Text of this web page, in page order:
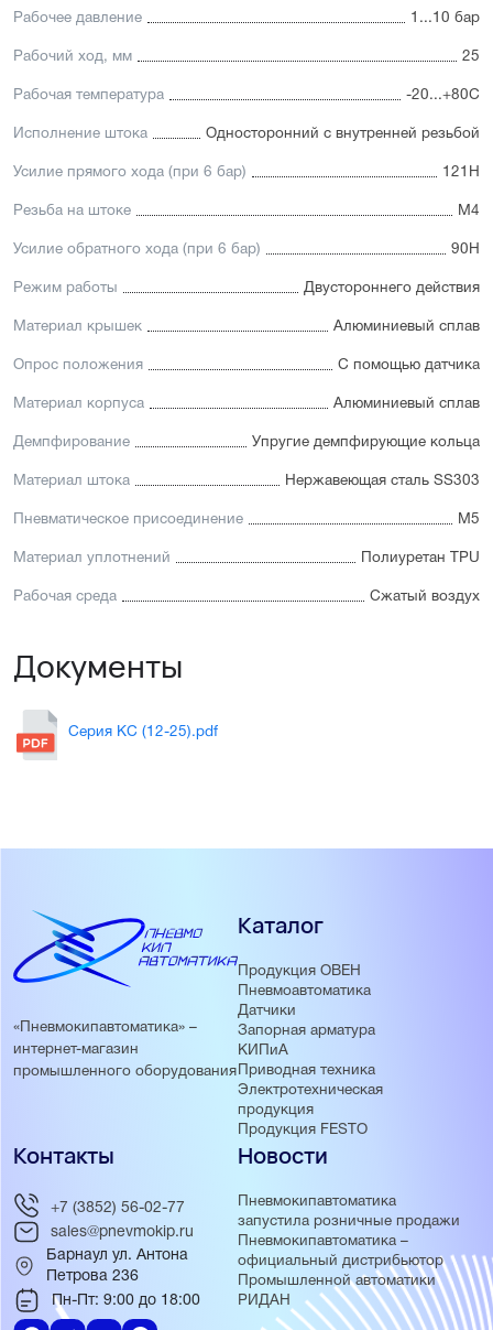
промышленности
Низкий уровень шума работы
Рабочее давление 1...10 бар
Рабочий ход, мм 25
Рабочая температура -20...+80С
Исполнение штока Односторонний с внутренней резьбой
Усилие прямого хода (при 6 бар) 121Н
Резьба на штоке М4
Усилие обратного хода (при 6 бар) 90Н
Режим работы Двустороннего действия
Материал крышек Алюминиевый сплав
Опрос положения С помощью датчика
Материал корпуса Алюминиевый сплав
Демпфирование Упругие демпфирующие кольца
Материал штока Нержавеющая сталь SS303
Пневматическое присоединение М5
Материал уплотнений Полиуретан TPU
Рабочая среда Сжатый воздух
Документы
Серия KC (12-25).pdf
«Пневмокипавтоматика» –
интернет-магазин
промышленного оборудования
Каталог
Продукция ОВЕН
Пневмоавтоматика
Датчики
Запорная арматура
КИПиА
Приводная техника
Электротехническая
продукция
Продукция FESTO
Новости
Пневмокипавтоматика
запустила розничные продажи
Пневмокипавтоматика –
официальный дистрибьютор
Промышленной автоматики
РИДАН
Контакты
+7 (3852) 56-02-77
sales@pnevmokip.ru
Барнаул ул. Антона
Петрова 236
Пн-Пт: 9:00 до 18:00